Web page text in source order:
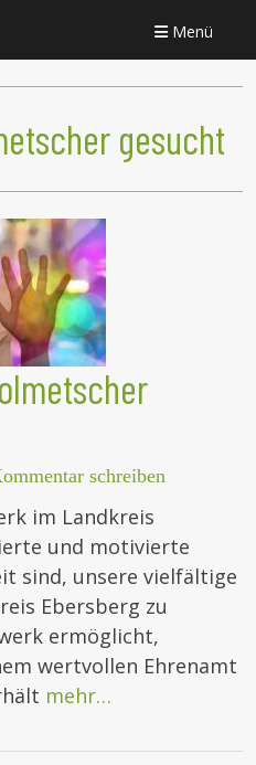
Menü
gesucht
schreiben
im Landkreis
und motivierte
sind, unsere vielfältige
Ebersberg zu
ermöglicht,
wertvollen Ehrenamt
mehr…